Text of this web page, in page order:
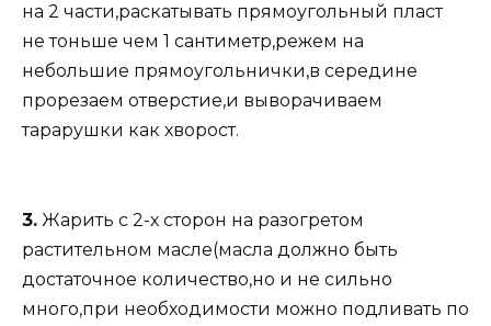
на 2 части,раскатывать прямоугольный пласт
не тоньше чем 1 сантиметр,режем на
небольшие прямоугольнички,в середине
прорезаем отверстие,и выворачиваем
тарарушки как хворост.
3. Жарить с 2-х сторон на разогретом
растительном масле(масла должно быть
достаточное количество,но и не сильно
много,при необходимости можно подливать по